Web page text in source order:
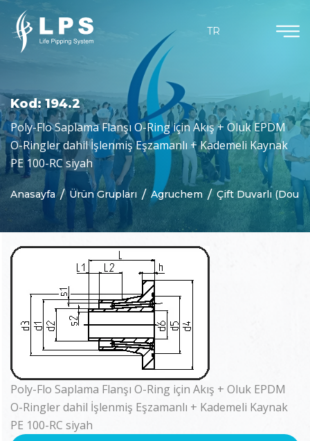
TR
Kod: 194.2
Poly-Flo Saplama Flanşı O-Ring için Akış + Oluk EPDM
O-Ringler dahil İşlenmiş Eşzamanlı + Kademeli Kaynak
PE 100-RC siyah
Anasayfa Ürün Grupları Agruchem Çift Duvarlı
Poly-Flo Saplama Flanşı O-Ring için Akış + Oluk EPDM
O-Ringler dahil İşlenmiş Eşzamanlı + Kademeli Kaynak
PE 100-RC siyah
Hakkımızda
Neden Biz
Agruchem
Yarı Mamul Ürünler
Purad
Özelleştirilmiş Parçalar
Beton Koruma
Kaynak Teknolojisi
Haberler
Kataloglar